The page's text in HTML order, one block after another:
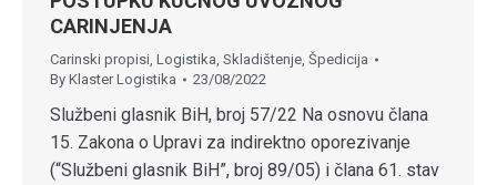
CARINJENJA
Carinski propisi Logistika Skladištenje Špedicija
By Klaster Logistika 23/08/2022
Službeni glasnik BiH, broj 57/22 Na osnovu člana
15. Zakona o Upravi za indirektno oporezivanje
(“Službeni glasnik BiH”, broj 89/05) i člana 61. stav